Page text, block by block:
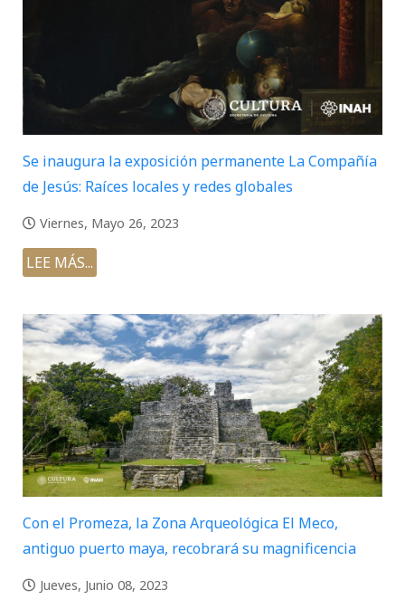
Se inaugura la exposición permanente La Compañía
de Jesús: Raíces locales y redes globales
Viernes, Mayo 26, 2023
LEE MÁS...
Con el Promeza, la Zona Arqueológica El Meco,
antiguo puerto maya, recobrará su magnificencia
Jueves, Junio 08, 2023